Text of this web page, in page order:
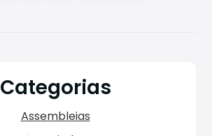
Categorias
Assembleias